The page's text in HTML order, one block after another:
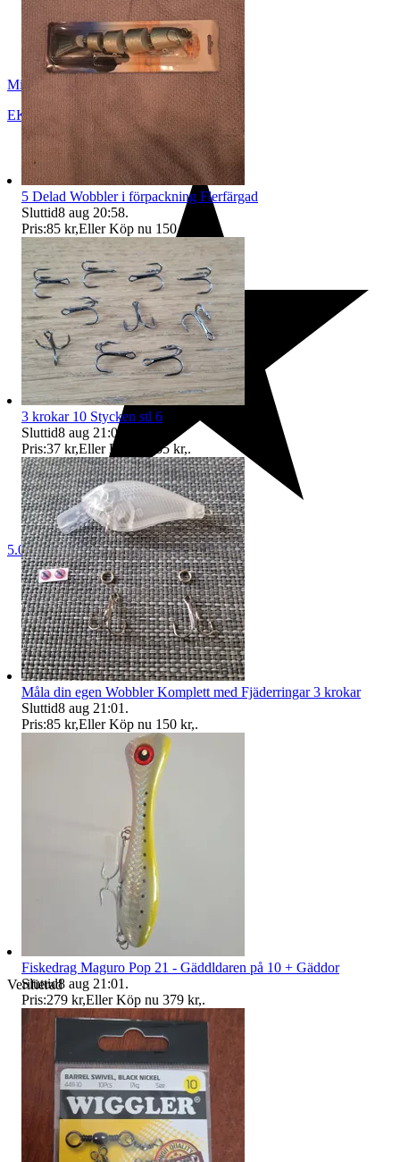
Mister X
EKSJÖ, Sverige
5.0
Verifierad
5 Delad Wobbler i förpackning Flerfärgad
Sluttid8 aug 20:58.
Pris:85 kr,Eller Köp nu 150 kr
3 krokar 10 Stycken stl 6
Sluttid8 aug 21:00
Pris:37 kr,Eller Köp nu 55 kr,.
Måla din egen Wobbler Komplett med Fjäderringar 3 krokar
Sluttid8 aug 21:01 .
Pris:85 kr,Eller Köp nu 150 kr,.
Fiskedrag Maguro Pop 21 - Gäddldaren på 10 + Gäddor
Sluttid8 aug 21:01 .
Pris:279 kr,Eller Köp nu 379 kr,.